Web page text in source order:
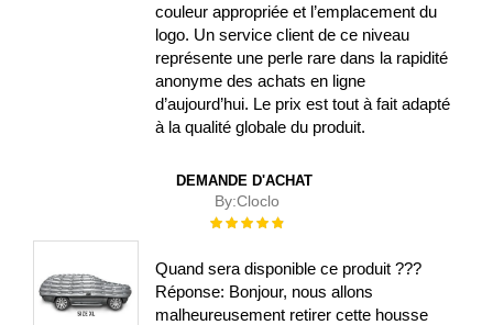
couleur appropriée et l’emplacement du
logo. Un service client de ce niveau
représente une perle rare dans la rapidité
anonyme des achats en ligne
d’aujourd’hui. Le prix est tout à fait adapté
à la qualité globale du produit.
DEMANDE D'ACHAT
By:Cloclo
Évaluation :
Quand sera disponible ce produit ???
Réponse: Bonjour, nous allons
malheureusement retirer cette housse